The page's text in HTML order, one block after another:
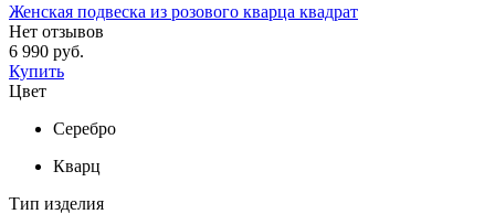
Женская подвеска из розового кварца квадрат
Нет отзывов
6 990 руб.
Купить
Цвет
Серебро
Кварц
Тип изделия